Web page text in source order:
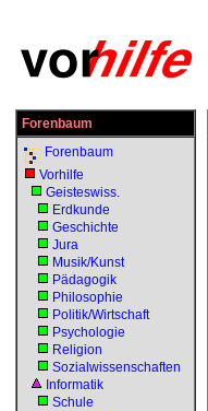
Forenbaum
Forenbaum
Vorhilfe
Geisteswiss.
Erdkunde
Geschichte
Jura
Musik/Kunst
Pädagogik
Philosophie
Politik/Wirtschaft
Psychologie
Religion
Sozialwissenschaften
Informatik
Schule